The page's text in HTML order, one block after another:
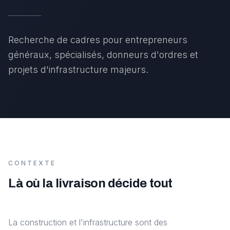
Recherche de cadres pour entrepreneurs
généraux, spécialisés, donneurs d'ordres et
projets d'infrastructure majeurs.
CONTEXTE
Là où la livraison décide tout
La construction et l'infrastructure sont des